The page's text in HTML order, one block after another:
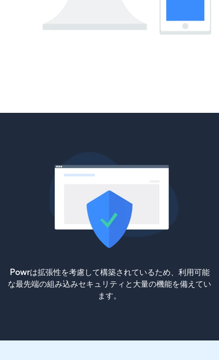
Powrは拡張性を考慮して構築されているため、利用可能
な最先端の組み込みセキュリティと大量の機能を備えてい
ます。